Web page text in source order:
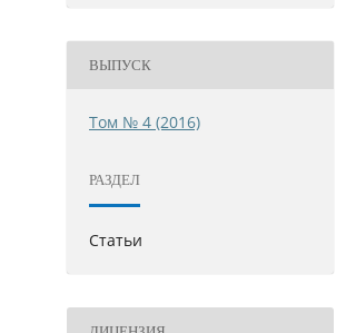
ВЫПУСК
Том № 4 (2016)
РАЗДЕЛ
Статьи